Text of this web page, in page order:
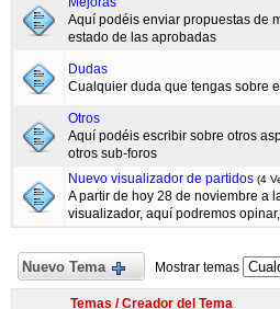
Aquí podéis enviar propuestas de
estado de las aprobadas
Dudas
Cualquier duda que tengas sobre
Otros
Aquí podéis escribir sobre otros
otros sub-foros
Nuevo visualizador de partidos (4
A partir de hoy 28 de noviembre a
visualizador, aquí podremos
Nuevo Tema Mostrar temas
Temas /Creador del Tema